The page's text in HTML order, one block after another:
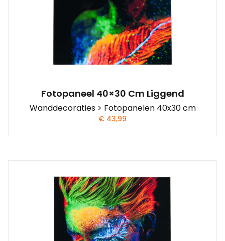
Fotopaneel 40×30 Cm Liggend
Wanddecoraties > Fotopanelen 40x30 cm
€ 43,99